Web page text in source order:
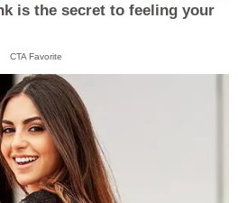
is the secret to feeling your
CTA Favorite